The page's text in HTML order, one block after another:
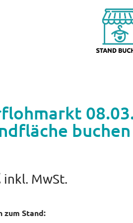
inkl. MwSt.
zum Stand: